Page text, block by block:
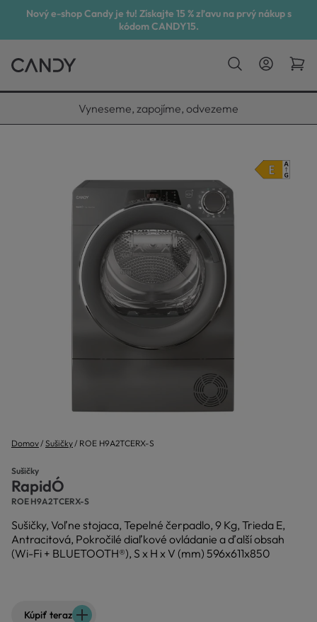
Nový e-shop Candy je tu! Získajte 15 % zľavu na prvý nákup s
kódom CANDY15.
Vyneseme, zapojíme, odvezeme
Domov Sušičky ROE H9A2TCERX-S
Sušičky
RapidÓ
ROE H9A2TCERX-S
Sušičky, Voľne stojaca, Tepelné čerpadlo, 9 Kg, Trieda E,
Antracitová, Pokročilé diaľkové ovládanie a ďalší obsah
(Wi-Fi + BLUETOOTH®), S x H x V (mm) 596x611x850
Kúpiť teraz